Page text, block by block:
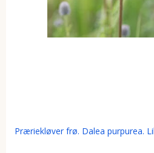
Præriekløver frø. Dalea purpurea.